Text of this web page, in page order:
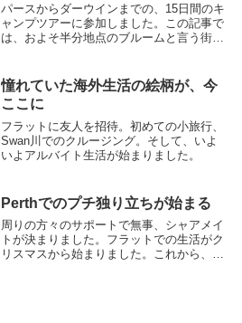
パースからダーウインまでの、15日間のキ
ャンプツアーに参加しました。この記事で
は、およそ半分地点のブルームと言う街ま
と、日本人としての誇りを感じる事が出来
ます。
憧れていた海外生活の絵柄が、今
ここに
フラットに友人を招待。初めての小旅行、
Swan川でのクルージング。そして、いよ
いよアルバイト生活が始まりました。
Perthでのプチ独り立ちが始まる
周りの方々のサポートで無事、シャアメイ
トが決まりました。フラットでの生活がク
リスマスから始まりました。これから、こ